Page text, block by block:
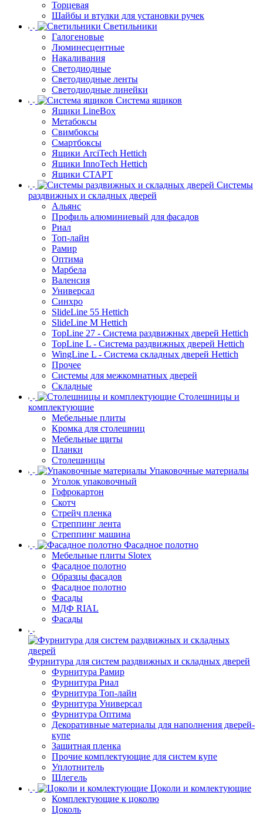
Торцевая
Шайбы и втулки для установки ручек
Светильники
Галогеновые
Люминесцентные
Накаливания
Светодиодные
Светодиодные ленты
Светодиодные линейки
Система ящиков
Ящики LineBox
Метабоксы
Свимбоксы
Смартбоксы
Ящики ArciTech Hettich
Ящики InnoTech Hettich
Ящики СТАРТ
Системы
раздвижных и складных дверей
Альянс
Профиль алюминиевый для фасадов
Риал
Топ-лайн
Рамир
Оптима
Марбела
Валенсия
Универсал
Синхро
SlideLine 55 Hettich
SlideLine M Hettich
TopLine 27 - Система раздвижных дверей Hettich
TopLine L - Система раздвижных дверей Hettich
WingLine L - Система складных дверей Hettich
Прочее
Системы для межкомнатных дверей
Складные
Столешницы и
комплектующие
Мебельные плиты
Кромка для столешниц
Мебельные щиты
Планки
Столешницы
Упаковочные материалы
Уголок упаковочный
Гофрокартон
Скотч
Стрейч пленка
Стреппинг лента
Стреппинг машина
Фасадное полотно
Мебельные плиты Slotex
Фасадное полотно
Образцы фасадов
Фасадное полотно
Фасады
МДФ RIAL
Фасады
Фурнитура для систем раздвижных и складных дверей
Фурнитура Рамир
Фурнитура Риал
Фурнитура Топ-лайн
Фурнитура Универсал
Фурнитура Оптима
Декоративные материалы для наполнения дверей-
купе
Защитная пленка
Прочие комплектующие для систем купе
Уплотнитель
Шлегель
Цоколи и комлектующие
Комплектующие к цоколю
Цоколь